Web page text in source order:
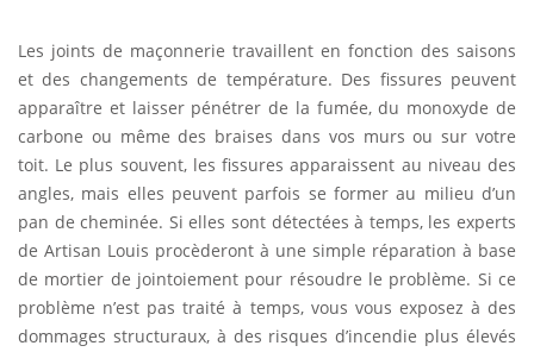
Les joints de maçonnerie travaillent en fonction des saisons
et des changements de température. Des fissures peuvent
apparaître et laisser pénétrer de la fumée, du monoxyde de
carbone ou même des braises dans vos murs ou sur votre
toit. Le plus souvent, les fissures apparaissent au niveau des
angles, mais elles peuvent parfois se former au milieu d’un
pan de cheminée. Si elles sont détectées à temps, les experts
de Artisan Louis procèderont à une simple réparation à base
de mortier de jointoiement pour résoudre le problème. Si ce
problème n’est pas traité à temps, vous vous exposez à des
dommages structuraux, à des risques d’incendie plus élevés